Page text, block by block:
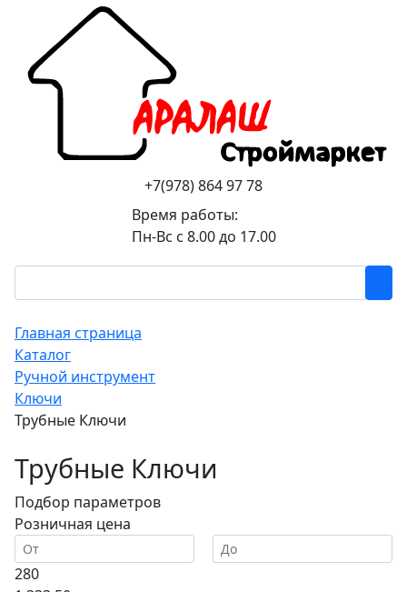
+7(978) 864 97 78
Время работы:
Пн-Вс с 8.00 до 17.00
Главная страница
Каталог
Ручной инструмент
Ключи
Трубные Ключи
Трубные Ключи
Подбор параметров
Розничная цена
280